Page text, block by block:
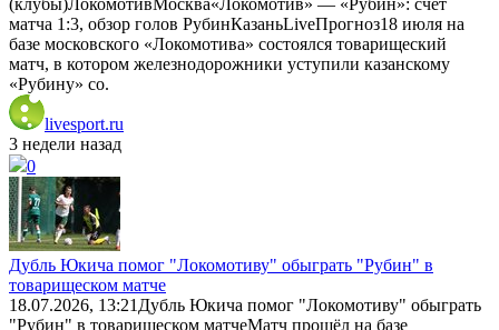
матча 1:3, обзор голов РубинКазаньLiveПрогноз18 июля на
базе московского «Локомотива» состоялся товарищеский
матч, в котором железнодорожники уступили казанскому
«Рубину» со.
livesport.ru
3 недели назад
0
Дубль Юкича помог "Локомотиву" обыграть "Рубин" в
товарищеском матче
18.07.2026, 13:21Дубль Юкича помог "Локомотиву" обыграть
"Рубин" в товарищеском матчеМатч прошёл на базе